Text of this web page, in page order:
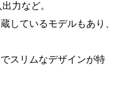
力など。
しているモデルもあり、
スリムなデザインが特